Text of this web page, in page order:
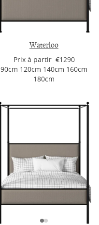
Waterloo
Prix ​​à partir €1290
90cm 120cm 140cm 160cm
180cm